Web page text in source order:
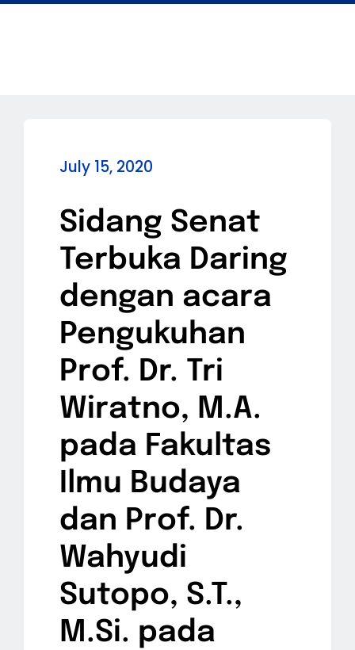
July 15, 2020
Sidang Senat
Terbuka Daring
dengan acara
Pengukuhan
Prof. Dr. Tri
Wiratno, M.A.
pada Fakultas
Ilmu Budaya
dan Prof. Dr.
Wahyudi
Sutopo, S.T.,
M.Si. pada